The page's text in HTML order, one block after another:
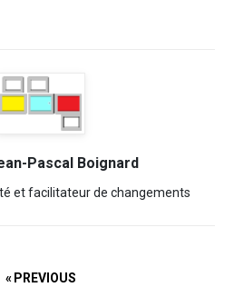
Pascal Boignard
et facilitateur de changements
« PREVIOUS